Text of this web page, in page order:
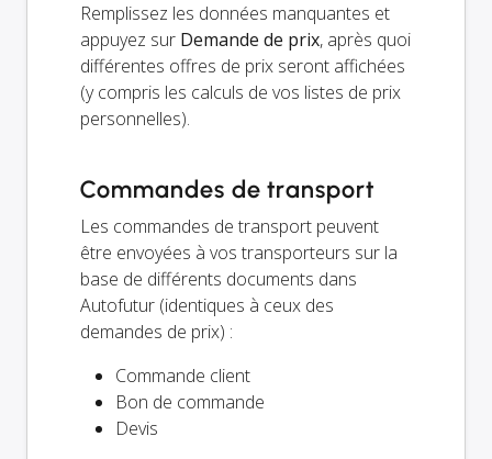
Remplissez les données manquantes et
appuyez sur Demande de prix, après quoi
différentes offres de prix seront affichées
(y compris les calculs de vos listes de prix
personnelles).
Commandes de transport
Les commandes de transport peuvent
être envoyées à vos transporteurs sur la
base de différents documents dans
Autofutur (identiques à ceux des
demandes de prix) :
Commande client
Bon de commande
Devis